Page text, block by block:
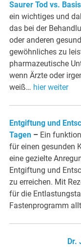
Saurer Tod vs.
ein wichtiges und
das bei der
oder anderen
gewöhnliches zu
pharmazeutische
wenn Ärzte oder
weiß… hier weiter
Entgiftung und
Tagen – Ein
für einen gesunden
eine gezielte
Entgiftung und
zu erreichen. Mit
für die
Fastenprogramm
Dr.